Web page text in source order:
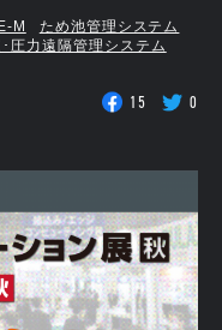
M
ため池管理システム
圧力遠隔管理システム
15 0